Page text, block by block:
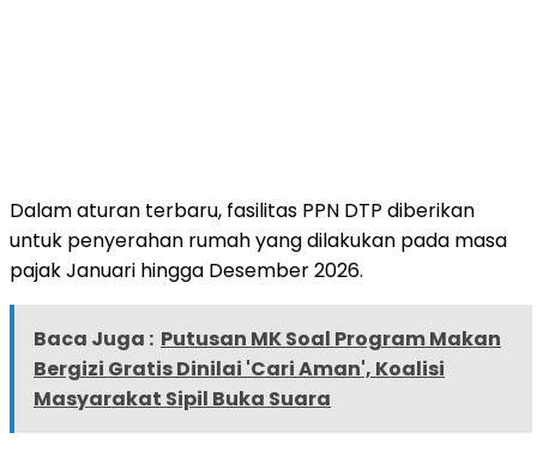
Dalam aturan terbaru, fasilitas PPN DTP diberikan
untuk penyerahan rumah yang dilakukan pada masa
pajak Januari hingga Desember 2026.
Baca Juga : Putusan MK Soal Program Makan
Bergizi Gratis Dinilai 'Cari Aman', Koalisi
Masyarakat Sipil Buka Suara